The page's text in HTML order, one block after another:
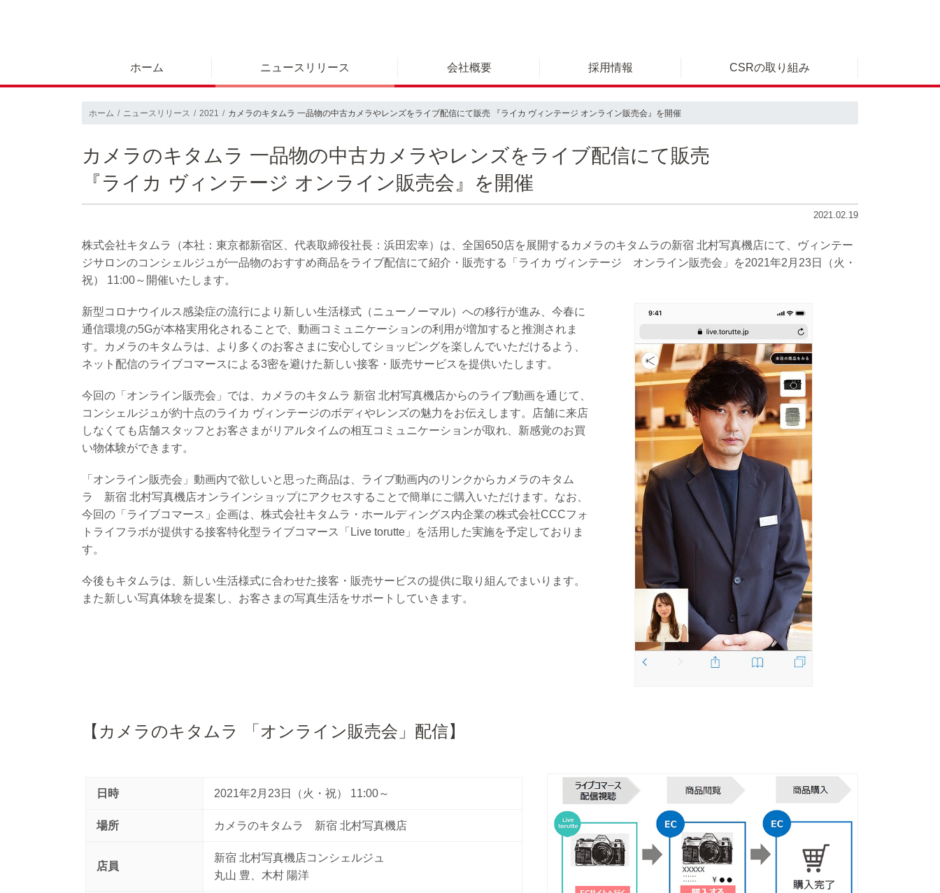
ホーム ニュースリリース 会社概要 採用情報 CSRの取り組み
ホーム ニュースリリース 2021 カメラのキタムラ 一品物の中古カメラやレンズをライブ配信にて販売 『ライカ ヴィンテージ オンライン販売会』を開催
カメラのキタムラ 一品物の中古カメラやレンズをライブ配信にて販売
『ライカ ヴィンテージ オンライン販売会』を開催
2021.02.19
株式会社キタムラ（本社：東京都新宿区、代表取締役社長：浜田宏幸）は、全国650店を展開するカメラのキタムラの新宿 北村写真機店にて、ヴィンテー
ジサロンのコンシェルジュが一品物のおすすめ商品をライブ配信にて紹介・販売する「ライカ ヴィンテージ オンライン販売会」を2021年2月23日（火・
祝） 11:00～開催いたします。
新型コロナウイルス感染症の流行により新しい生活様式（ニューノーマル）への移行が進み、今春に
通信環境の5Gが本格実用化されることで、動画コミュニケーションの利用が増加すると推測されま
す。カメラのキタムラは、より多くのお客さまに安心してショッピングを楽しんでいただけるよう、
ネット配信のライブコマースによる3密を避けた新しい接客・販売サービスを提供いたします。
今回の「オンライン販売会」では、カメラのキタムラ 新宿 北村写真機店からのライブ動画を通じて、
コンシェルジュが約十点のライカ ヴィンテージのボディやレンズの魅力をお伝えします。店舗に来店
しなくても店舗スタッフとお客さまがリアルタイムの相互コミュニケーションが取れ、新感覚のお買
い物体験ができます。
「オンライン販売会」動画内で欲しいと思った商品は、ライブ動画内のリンクからカメラのキタム
ラ 新宿 北村写真機店オンラインショップにアクセスすることで簡単にご購入いただけます。なお、
今回の「ライブコマース」企画は、株式会社キタムラ・ホールディングス内企業の株式会社CCCフォ
トライフラボが提供する接客特化型ライブコマース「Live torutte」を活用した実施を予定しておりま
す。
今後もキタムラは、新しい生活様式に合わせた接客・販売サービスの提供に取り組んでまいります。
また新しい写真体験を提案し、お客さまの写真生活をサポートしていきます。
【カメラのキタムラ 「オンライン販売会」配信】
日時 2021年2月23日（火・祝） 11:00～
場所 カメラのキタムラ 新宿 北村写真機店
店員
新宿 北村写真機店コンシェルジュ
丸山 豊、木村 陽洋